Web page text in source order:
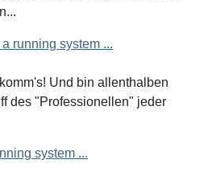
running system ...
Und bin allenthalben
des "Professionellen" jeder
system ...